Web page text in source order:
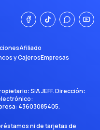
Afiliado
y CajerosEmpresas
SIA JEFF. Dirección:
43603085405.
ni de tarjetas de